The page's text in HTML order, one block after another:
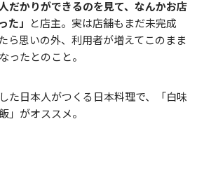
だかりができるのを見て、なんかお店
た」 と店主。実は店舗もまだ未完成
ら思いの外、利用者が増えてこのまま
ったとのこと。
た日本人がつくる日本料理で、「白味
」がオススメ。